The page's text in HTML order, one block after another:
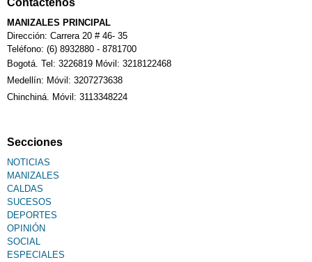
MANIZALES PRINCIPAL
Dirección: Carrera 20 # 46- 35
Teléfono: (6) 8932880 - 8781700
Bogotá. Tel: 3226819 Móvil: 3218122468
Medellín: Móvil: 3207273638
Chinchiná. Móvil: 3113348224
Secciones
NOTICIAS
MANIZALES
CALDAS
SUCESOS
DEPORTES
OPINIÓN
SOCIAL
ESPECIALES